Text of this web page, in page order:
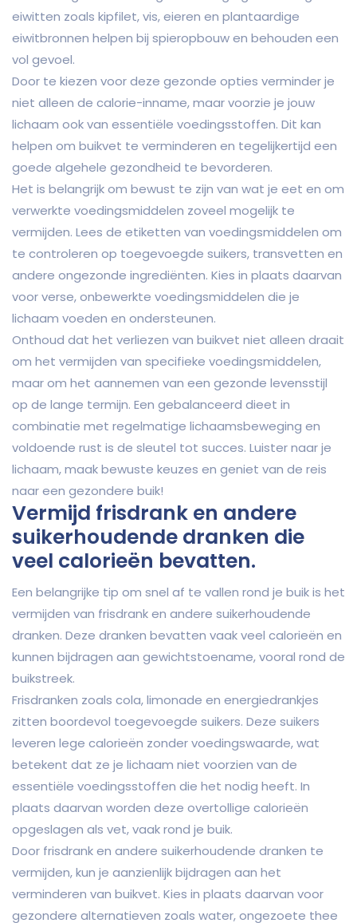
eiwitten zoals kipfilet, vis, eieren en plantaardige
eiwitbronnen helpen bij spieropbouw en behouden een
vol gevoel.
Door te kiezen voor deze gezonde opties verminder je
niet alleen de calorie-inname, maar voorzie je jouw
lichaam ook van essentiële voedingsstoffen. Dit kan
helpen om buikvet te verminderen en tegelijkertijd een
goede algehele gezondheid te bevorderen.
Het is belangrijk om bewust te zijn van wat je eet en om
verwerkte voedingsmiddelen zoveel mogelijk te
vermijden. Lees de etiketten van voedingsmiddelen om
te controleren op toegevoegde suikers, transvetten en
andere ongezonde ingrediënten. Kies in plaats daarvan
voor verse, onbewerkte voedingsmiddelen die je
lichaam voeden en ondersteunen.
Onthoud dat het verliezen van buikvet niet alleen draait
om het vermijden van specifieke voedingsmiddelen,
maar om het aannemen van een gezonde levensstijl
op de lange termijn. Een gebalanceerd dieet in
combinatie met regelmatige lichaamsbeweging en
voldoende rust is de sleutel tot succes. Luister naar je
lichaam, maak bewuste keuzes en geniet van de reis
naar een gezondere buik!
Vermijd frisdrank en andere
suikerhoudende dranken die
veel calorieën bevatten.
Een belangrijke tip om snel af te vallen rond je buik is het
vermijden van frisdrank en andere suikerhoudende
dranken. Deze dranken bevatten vaak veel calorieën en
kunnen bijdragen aan gewichtstoename, vooral rond de
buikstreek.
Frisdranken zoals cola, limonade en energiedrankjes
zitten boordevol toegevoegde suikers. Deze suikers
leveren lege calorieën zonder voedingswaarde, wat
betekent dat ze je lichaam niet voorzien van de
essentiële voedingsstoffen die het nodig heeft. In
plaats daarvan worden deze overtollige calorieën
opgeslagen als vet, vaak rond je buik.
Door frisdrank en andere suikerhoudende dranken te
vermijden, kun je aanzienlijk bijdragen aan het
verminderen van buikvet. Kies in plaats daarvan voor
gezondere alternatieven zoals water, ongezoete thee